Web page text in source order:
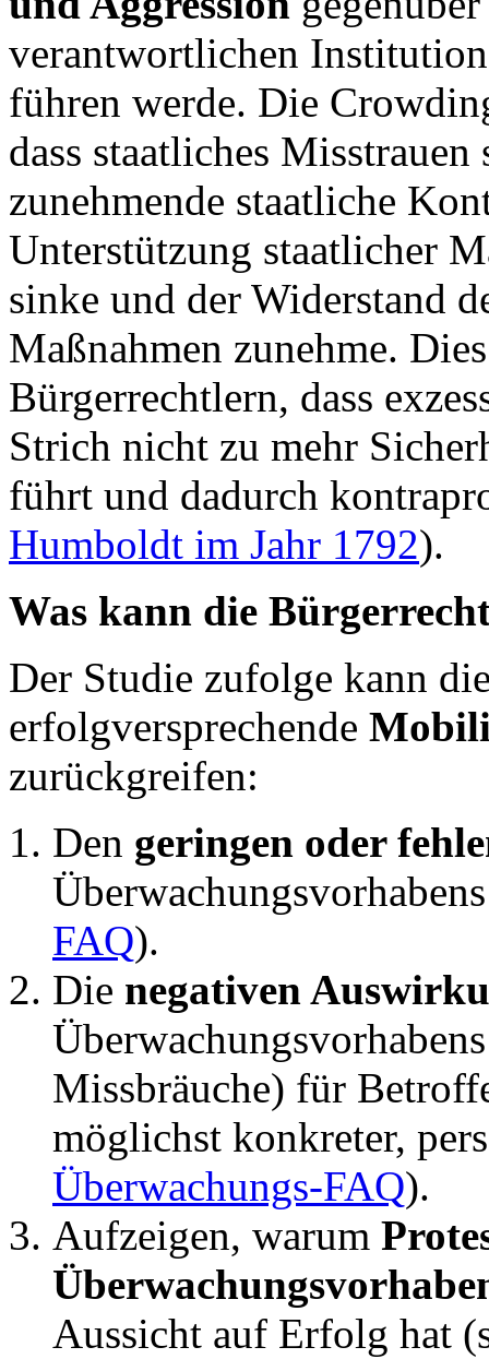
verantwortlichen
führen werde. Die
dass staatliches
zunehmende staatliche
Unterstützung staatlicher
sinke und der Widerstand
Maßnahmen zunehme.
Bürgerrechtlern, dass
Strich nicht zu mehr
führt und dadurch
Humboldt im Jahr 1792).
Was kann die
Der Studie zufolge kann
erfolgversprechende
zurückgreifen:
Den geringen oder
FAQ).
Die negativen
Missbräuche) für
möglichst konkreter,
Überwachungs-FAQ).
Aufzeigen, warum
Aussicht auf Erfolg hat